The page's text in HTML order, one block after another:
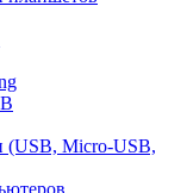
(USB, Micro-USB,